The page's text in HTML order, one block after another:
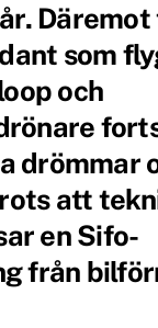
som
och
drömmar
att
en Sifo-
från